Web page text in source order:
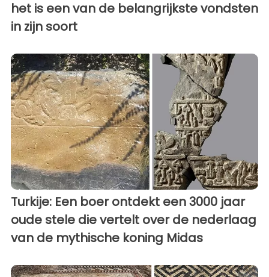
het is een van de belangrijkste vondsten
in zijn soort
Turkije: Een boer ontdekt een 3000 jaar
oude stele die vertelt over de nederlaag
van de mythische koning Midas